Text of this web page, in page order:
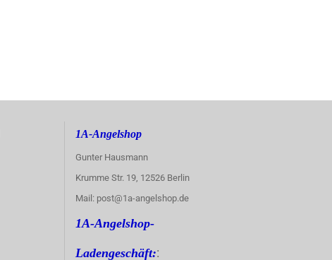
1A-Angelshop
Gunter Hausmann
Krumme Str. 19, 12526 Berlin
Mail: post@1a-angelshop.de
1A-Angelshop-
Ladengeschäft::